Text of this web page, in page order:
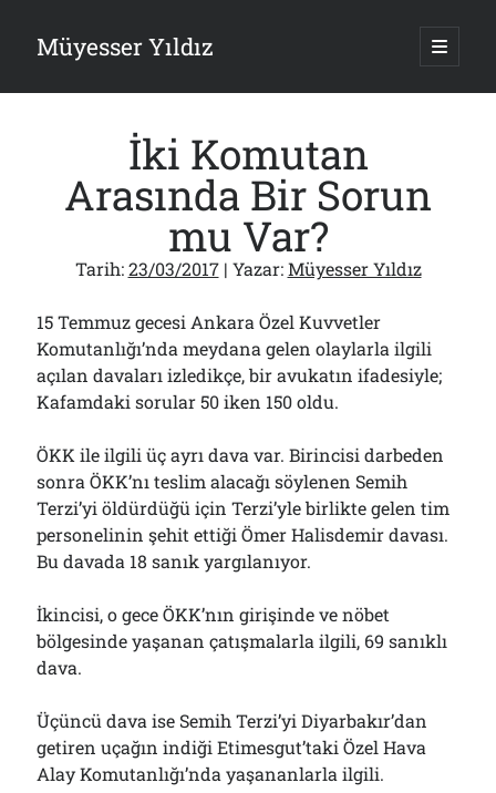
Müyesser Yıldız ana
Yan
Menü
Asırlık Devlete Bir Haftada Yeni Gömlek Biçilecek Öyle mi?!..
Gazi’den Milletvekillerine Kurşun Gibi Sözler!..
07/08/2026
Türkiye 2.0’a Gidiş!..
05/08/2026
03/08/2026
Er Gaziler 20 Gün Sonra Gelen MSB Heyetine Böyle İsyan Etti:“Bizi
Teröristlere G……yle Güldürdünüz”
01/08/2026
Arşivler
İki Komutan
Arasında Bir Sorun
mu Var?
Tarih:23/03/2017| Yazar:Müyesser Yıldız
15 Temmuz gecesi Ankara Özel Kuvvetler
Komutanlığı’nda meydana gelen olaylarla ilgili
açılan davaları izledikçe, bir avukatın ifadesiyle;
Kafamdaki sorular 50 iken 150 oldu.
ÖKK ile ilgili üç ayrı dava var. Birincisi darbeden
sonra ÖKK’nı teslim alacağı söylenen Semih
Terzi’yi öldürdüğü için Terzi’yle birlikte gelen tim
personelinin şehit ettiği Ömer Halisdemir davası.
Bu davada 18 sanık yargılanıyor.
İkincisi, o gece ÖKK’nın girişinde ve nöbet
bölgesinde yaşanan çatışmalarla ilgili, 69 sanıklı
dava.
Üçüncü dava ise Semih Terzi’yi Diyarbakır’dan
getiren uçağın indiği Etimesgut’taki Özel Hava
Alay Komutanlığı’nda yaşananlarla ilgili.